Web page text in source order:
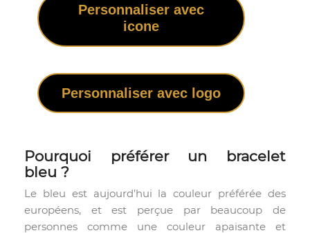
Personnaliser avec
icone
Personnaliser avec logo
Pourquoi préférer un bracelet
bleu ?
Le bleu est aujourd’hui la couleur préférée des
européens, et est perçue par beaucoup de
personnes comme une couleur apaisante et